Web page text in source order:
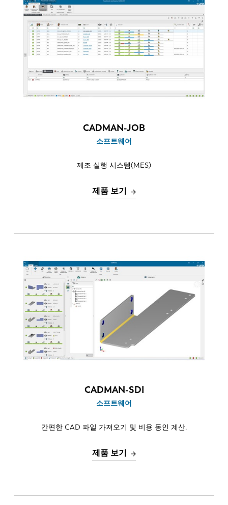
CADMAN-JOB
소프트웨어
제조 실행 시스템(MES)
제품 보기
CADMAN-SDI
소프트웨어
간편한 CAD 파일 가져오기 및 비용 동인 계산.
제품 보기